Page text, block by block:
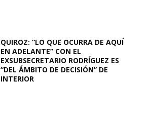
QUIROZ: “LO QUE OCURRA DE AQUÍ
EN ADELANTE” CON EL
EXSUBSECRETARIO RODRÍGUEZ ES
“DEL ÁMBITO DE DECISIÓN” DE
INTERIOR